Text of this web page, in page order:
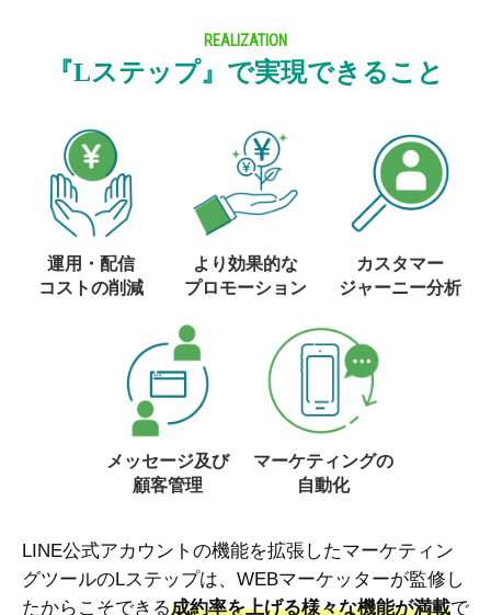
REALIZATION
『Lステップ』で実現できること
運用・配信
コストの削減
より効果的な
プロモーション
カスタマー
ジャーニー分析
メッセージ及び
顧客管理
マーケティングの
自動化
LINE公式アカウントの機能を拡張したマーケティン
グツールのLステップは、WEBマーケッターが監修し
たからこそできる成約率を上げる様々な機能が満載で